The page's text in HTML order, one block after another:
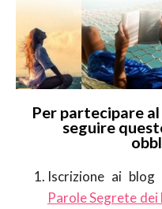
Per partecipare al
seguire
Iscrizione ai
Parole Segrete dei